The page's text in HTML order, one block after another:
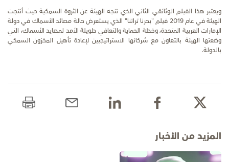
ويعتبر هذا الفيلم الوثائقي الثاني الذي تنجه الهيئة عن الثروة السمكية حيث أنتجت
الهيئة في عام 2019 فيلم "بحرنا تراثنا" الذي يستعرض حالة مصائد الأسماك في دولة
الإمارات العربية المتحدة، وخطة الحماية والتعافي طويلة الأمد لمصايد الأسماك، التي
وضعتها الهيئة بالتعاون مع شركائها الاستراتيجيين لإعادة تأهيل المخزون السمكي
بالدولة.
المزيد من الأخبار